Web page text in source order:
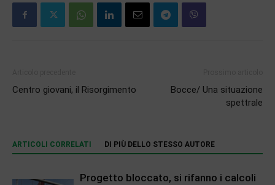
Centro giovani, il Risorgimento
Bocce/ Una situazione
spettrale
ARTICOLI CORRELATI DI PIÙ DELLO STESSO AUTORE
Progetto bloccato, si rifanno i calcoli